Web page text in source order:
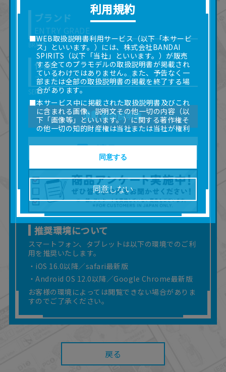
ブランド
ENTRY GRADE
作品
ガンダムビルドメタバース
取扱説明書
ご意見フォーム
推奨環境について
スマートフォン、タブレットは以下の環境でのご利
用を推奨いたします。
・iOS 16.0以降／safari最新版
・Android OS 12.0以降／Google Chrome最新版
お客様の環境によっては閲覧できない場合がありま
すのでご了承ください。
戻る
利用規約
■WEB取扱説明書利用サービス（以下「本サービ
ス」といいます。）には、株式会社BANDAI
SPIRITS（以下「当社」といいます。）が販売
する全てのプラモデルの取扱説明書が掲載され
ているわけではありません。また、予告なく一
部または全部の取扱説明書の掲載を終了する場
合があります。
■本サービス中に掲載された取扱説明書及びこれ
に含まれる画像、説明文その他一切の内容（以
下「画像等」といいます。）に関する著作権そ
の他一切の知的財産権は当社または当社が権利
の許諾を受ける第三者に帰属します。
使用（本サービス内の意見投稿の目的での画像
等の利用を含みます。）を超えて使用（複製、
複写、改変、掲示、頒布、配信、販売、出版等
を含むがこれに限りません。）することは禁止
いたします。
■掲載している取扱説明書は、お客様が購入され
た商品に同梱されたものと異なる場合がありま
す。
■対象商品仕様の変更などにより、取扱説明書の
内容は予告なく変更される場合があります。
■当社は、取扱説明書の正確性確保に努めており
ますが、取扱説明書の完全性を保証するもので
はありません。
■お客様のご利用環境によっては、本サービスを
ご利用いただけない場合があります。
■本サービスを利用したこと、または利用できな
かったことにより利用者に何らかの損害が生じ
たとしても、当社は何らの責任を負いません。
す。）等が生じたとしても、当社は何らの責任
も負いません。
同意しない
同意する